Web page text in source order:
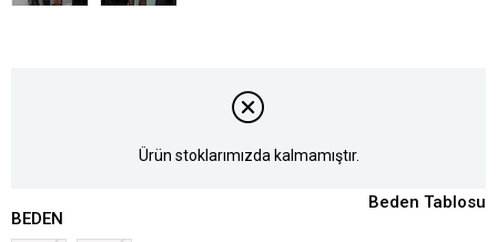
Ürün stoklarımızda kalmamıştır.
BEDEN
Beden Tablosu